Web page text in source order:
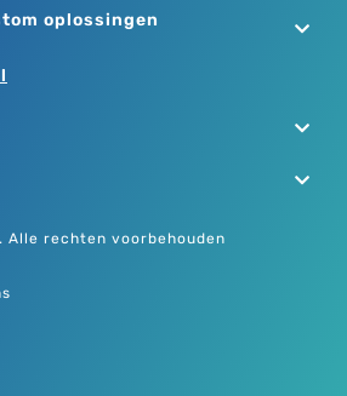
oplossingen
Alle rechten voorbehouden